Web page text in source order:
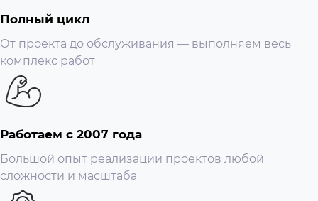
Полный цикл
От проекта до обслуживания — выполняем весь
комплекс работ
Работаем с 2007 года
Большой опыт реализации проектов любой
сложности и масштаба